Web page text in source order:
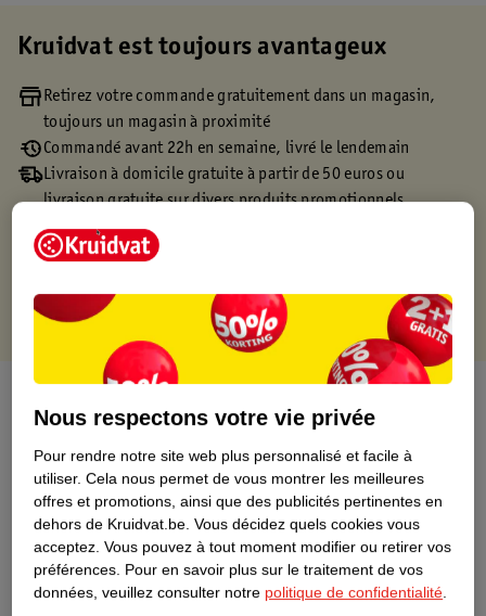
Kruidvat est toujours avantageux
Retirez votre commande gratuitement dans un magasin,
toujours un magasin à proximité
Commandé avant 22h en semaine, livré le lendemain
Livraison à domicile gratuite à partir de 50 euros ou
livraison gratuite sur divers produits promotionnels
Retours gratuits dans un délai de 30 jours
Points gratuits avec ta carte Kruidvat
Informations relatives au produit
Informations figurant sur l'étiquette
Nature Impact Score
Ce produit n’a (pas encore) de "Nature
Nous respectons votre vie privée
Pour rendre notre site web plus personnalisé et facile à
utiliser. Cela nous permet de vous montrer les meilleures
offres et promotions, ainsi que des publicités pertinentes en
dehors de Kruidvat.be. Vous décidez quels cookies vous
acceptez. Vous pouvez à tout moment modifier ou retirer vos
préférences. Pour en savoir plus sur le traitement de vos
données, veuillez consulter notre politique de confidentialité.